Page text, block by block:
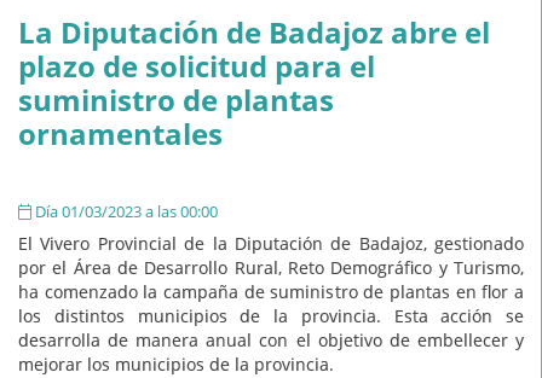
La Diputación de Badajoz abre el
plazo de solicitud para el
suministro de plantas
ornamentales
Día 01/03/2023 a las 00:00
El Vivero Provincial de la Diputación de Badajoz, gestionado
por el Área de Desarrollo Rural, Reto Demográfico y Turismo,
ha comenzado la campaña de suministro de plantas en flor a
los distintos municipios de la provincia. Esta acción se
desarrolla de manera anual con el objetivo de embellecer y
mejorar los municipios de la provincia.